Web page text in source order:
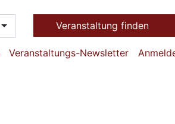
Veranstaltung finden
Veranstaltungs-Newsletter